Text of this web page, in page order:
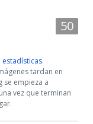
estadísticas.
tardan en
se empieza a
vez que terminan